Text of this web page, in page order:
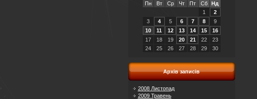
Пн
Вт Ср Чт Пт Сб
Нд
1
2
3
4 5 6 7 8
9
10
11 12 13 14 15
16
17
18 19 20 21 22
23
24
25 26 27 28 29 30
Архів записів
2008 Листопад
2009 Травень